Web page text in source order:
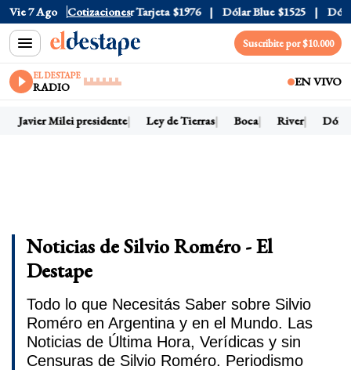
Vie 7 Ago Cotizaciones
$1520 Dólar Tarjeta $1976 Dólar Blue $1525 Dólar
Suscribite por $10.000
EL DESTAPE
RADIO EN VIVO
Javier Milei presidente Ley de Tierras Boca River Dólar
Noticias de Silvio Roméro - El
Destape
Todo lo que Necesitás Saber sobre Silvio
Roméro en Argentina y en el Mundo. Las
Noticias de Última Hora, Verídicas y sin
Censuras de Silvio Roméro. Periodismo